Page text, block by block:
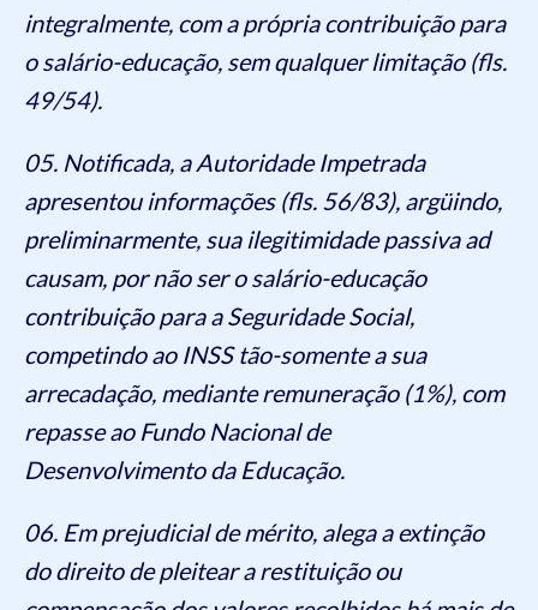
integralmente, com a própria contribuição para
o salário-educação, sem qualquer limitação (fls.
49/54).
05. Notificada, a Autoridade Impetrada
apresentou informações (fls. 56/83), argüindo,
preliminarmente, sua ilegitimidade passiva ad
causam, por não ser o salário-educação
contribuição para a Seguridade Social,
competindo ao INSS tão-somente a sua
arrecadação, mediante remuneração (1%), com
repasse ao Fundo Nacional de
Desenvolvimento da Educação.
06. Em prejudicial de mérito, alega a extinção
do direito de pleitear a restituição ou